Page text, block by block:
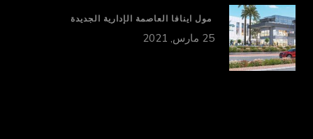
مول اينافا العاصمة الإدارية الجديدة
25 مارس, 2021